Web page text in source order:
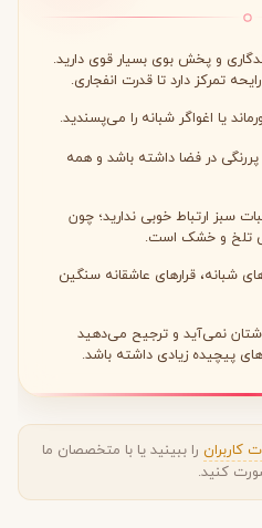
و پخش بوی بسیار قوی دارید.
تمرکز دارد تا قدرت انفجاری.
یا اغواگر شبانه را می‌پسندید.
در فضا داشته باشد و همه
سبز ارتباط خوبی ندارید؛ چون
تلخ و خشک است.
شبانه، قرارهای عاشقانه سنگین
نمی‌آید و ترجیح می‌دهید
پیچیده زیادی داشته باشد.
کاربران را ببینید یا با متخصصان ما
کنید.